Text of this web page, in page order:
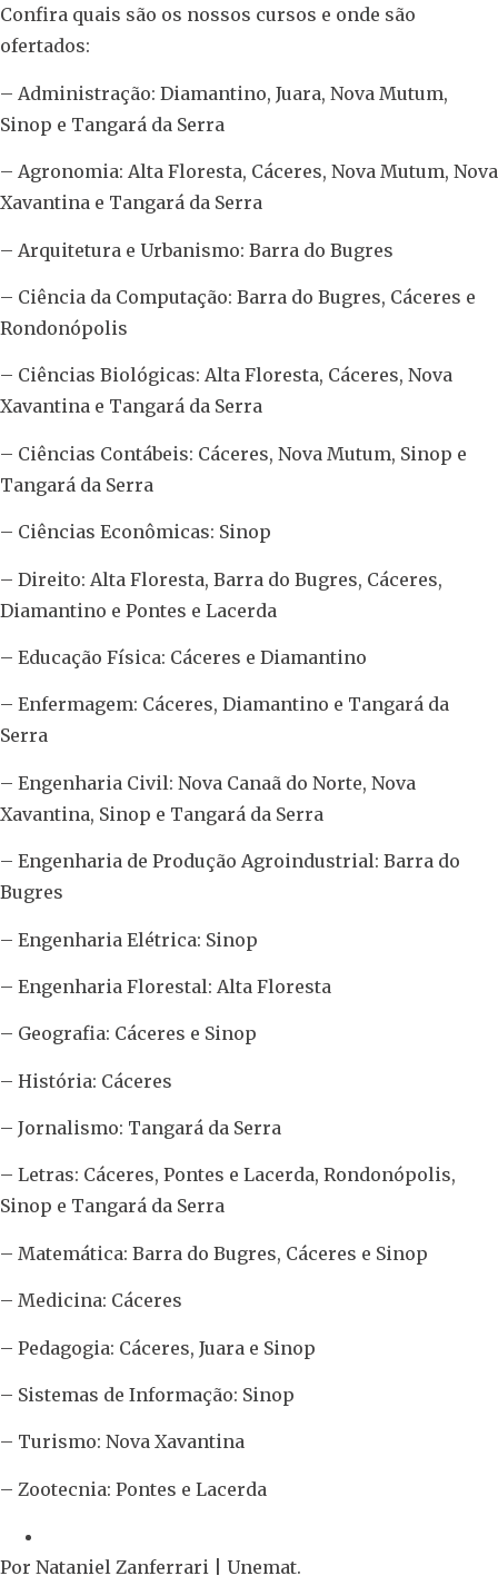
Confira quais são os nossos cursos e onde são
ofertados:
– Administração: Diamantino, Juara, Nova Mutum,
Sinop e Tangará da Serra
– Agronomia: Alta Floresta, Cáceres, Nova Mutum, Nova
Xavantina e Tangará da Serra
– Arquitetura e Urbanismo: Barra do Bugres
– Ciência da Computação: Barra do Bugres, Cáceres e
Rondonópolis
– Ciências Biológicas: Alta Floresta, Cáceres, Nova
Xavantina e Tangará da Serra
– Ciências Contábeis: Cáceres, Nova Mutum, Sinop e
Tangará da Serra
– Ciências Econômicas: Sinop
– Direito: Alta Floresta, Barra do Bugres, Cáceres,
Diamantino e Pontes e Lacerda
– Educação Física: Cáceres e Diamantino
– Enfermagem: Cáceres, Diamantino e Tangará da
Serra
– Engenharia Civil: Nova Canaã do Norte, Nova
Xavantina, Sinop e Tangará da Serra
– Engenharia de Produção Agroindustrial: Barra do
Bugres
– Engenharia Elétrica: Sinop
– Engenharia Florestal: Alta Floresta
– Geografia: Cáceres e Sinop
– História: Cáceres
– Jornalismo: Tangará da Serra
– Letras: Cáceres, Pontes e Lacerda, Rondonópolis,
Sinop e Tangará da Serra
– Matemática: Barra do Bugres, Cáceres e Sinop
– Medicina: Cáceres
– Pedagogia: Cáceres, Juara e Sinop
– Sistemas de Informação: Sinop
– Turismo: Nova Xavantina
– Zootecnia: Pontes e Lacerda
Por Nataniel Zanferrari | Unemat.